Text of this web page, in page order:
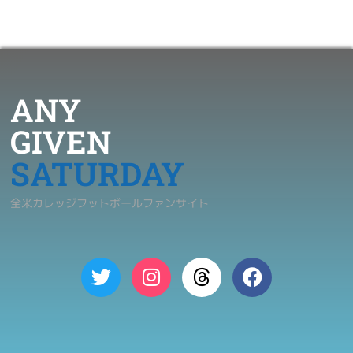
ANY
GIVEN
SATURDAY
全米カレッジフットボールファンサイト